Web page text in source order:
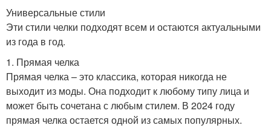
Универсальные стили
Эти стили челки подходят всем и остаются актуальными
из года в год.
1. Прямая челка
Прямая челка – это классика, которая никогда не
выходит из моды. Она подходит к любому типу лица и
может быть сочетана с любым стилем. В 2024 году
прямая челка остается одной из самых популярных.